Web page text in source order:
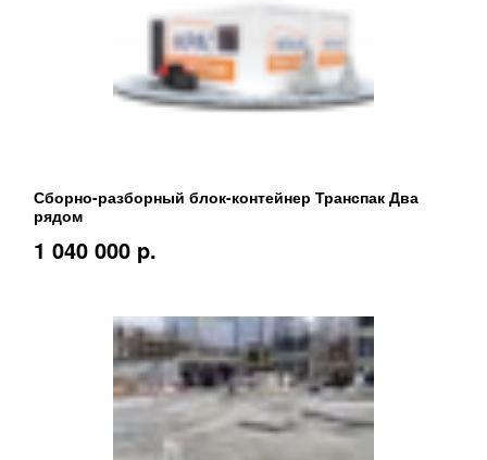
Сборно-разборный блок-контейнер Транспак Два
рядом
1 040 000 p.